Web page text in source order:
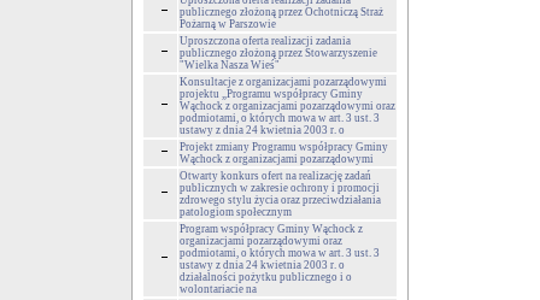
publicznego złożoną przez Ochotniczą Straż
Pożarną w Parszowie
Uproszczona oferta realizacji zadania
publicznego złożoną przez Stowarzyszenie
"Wielka Nasza Wieś"
Konsultacje z organizacjami pozarządowymi
projektu „Programu współpracy Gminy
Wąchock z organizacjami pozarządowymi oraz
podmiotami, o których mowa w art. 3 ust. 3
ustawy z dnia 24 kwietnia 2003 r. o
Projekt zmiany Programu współpracy Gminy
Wąchock z organizacjami pozarządowymi
Otwarty konkurs ofert na realizację zadań
publicznych w zakresie ochrony i promocji
zdrowego stylu życia oraz przeciwdziałania
patologiom społecznym
Program współpracy Gminy Wąchock z
organizacjami pozarządowymi oraz
podmiotami, o których mowa w art. 3 ust. 3
ustawy z dnia 24 kwietnia 2003 r. o
działalności pożytku publicznego i o
wolontariacie na